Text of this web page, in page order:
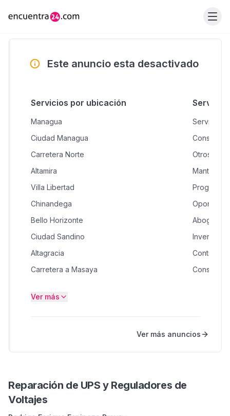
Este anuncio esta desactivado
Servicios por ubicación
Managua
Ciudad Managua
Carretera Norte
Altamira
Villa Libertad
Chinandega
Bello Horizonte
Ciudad Sandino
Altagracia
Carretera a Masaya
León
Servicios
Otros
Abogados
Busco
Ver más
Ver más anuncios
Reparación de UPS y Reguladores de
Voltajes